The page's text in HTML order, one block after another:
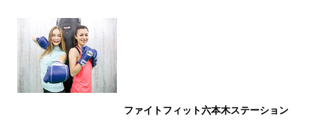
ファイトフィット六本木ステーション